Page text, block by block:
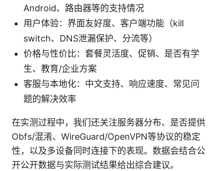
Android、路由器等的支持情况
用户体验：界面友好度、客户端功能（kill
switch、DNS泄漏保护、分流等）
价格与性价比：套餐灵活度、促销、是否有学
生、教育/企业方案
客服与本地化：中文支持、响应速度、常见问
题的解决效率
在实测过程中，我们还关注服务器分布、是否提供
Obfs/混淆、WireGuard/OpenVPN等协议的稳定
性，以及多设备同时连接下的表现。数据会结合公
开公开数据与实际测试结果给出综合建议。